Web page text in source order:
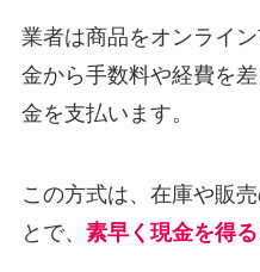
業者は商品をオンライ
金から手数料や経費を
金を支払います。
この方式は、在庫や販
とで、 素早く現金を得る